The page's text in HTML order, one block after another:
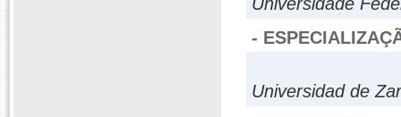
-
Universidad de